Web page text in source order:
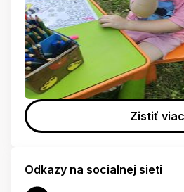
Zistiť viac
Odkazy na socialnej sieti